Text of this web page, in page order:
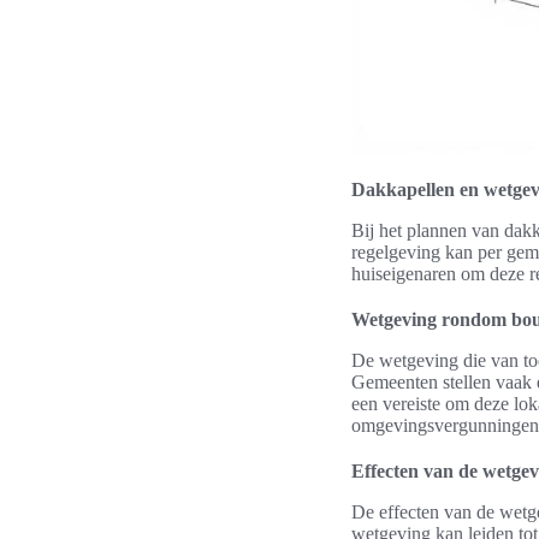
Dakkapellen en
Bij het plannen van
regelgeving kan per
huiseigenaren om deze
Wetgeving rondom
De wetgeving die van
Gemeenten stellen
een vereiste om deze
Effecten van de
De effecten van de
wetgeving kan leiden